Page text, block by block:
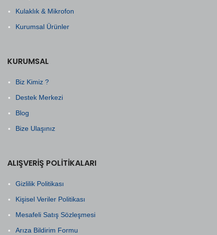
Kulaklık & Mikrofon
Kurumsal Ürünler
KURUMSAL
Biz Kimiz ?
Destek Merkezi
Blog
Bize Ulaşınız
ALIŞVERIŞ POLITIKALARI
Gizlilik Politikası
Kişisel Veriler Politikası
Mesafeli Satış Sözleşmesi
Arıza Bildirim Formu